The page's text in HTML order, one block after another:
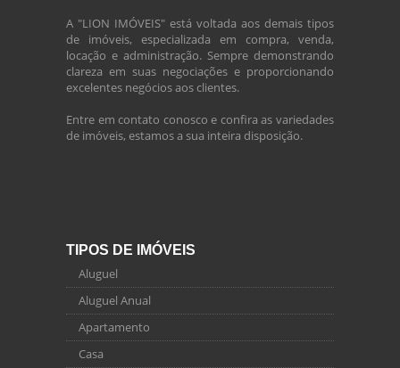
A "LION IMÓVEIS" está voltada aos demais tipos
de imóveis, especializada em compra, venda,
locação e administração. Sempre demonstrando
clareza em suas negociações e proporcionando
excelentes negócios aos clientes.
Entre em contato conosco e confira as variedades
de imóveis, estamos a sua inteira disposição.
TIPOS DE IMÓVEIS
Aluguel
Aluguel Anual
Apartamento
Casa